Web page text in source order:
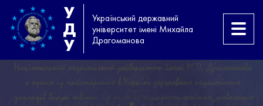
У
Д
У
Український державний
університет імені Михайла
Драгоманова